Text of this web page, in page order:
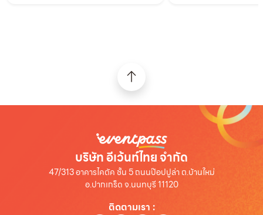
บริษัท อีเว้นท์ไทย จำกัด
47/313 อาคารไคตัค ชั้น 5 ถนนป๊อปปูล่า ต.บ้านใหม่
อ.ปากเกร็ด จ.นนทบุรี 11120
ติดตามเรา :